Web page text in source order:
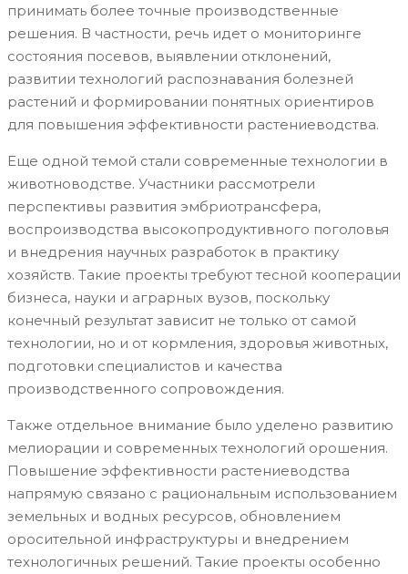
принимать более точные производственные
решения. В частности, речь идет о мониторинге
состояния посевов, выявлении отклонений,
развитии технологий распознавания болезней
растений и формировании понятных ориентиров
для повышения эффективности растениеводства.
Еще одной темой стали современные технологии в
животноводстве. Участники рассмотрели
перспективы развития эмбриотрансфера,
воспроизводства высокопродуктивного поголовья
и внедрения научных разработок в практику
хозяйств. Такие проекты требуют тесной кооперации
бизнеса, науки и аграрных вузов, поскольку
конечный результат зависит не только от самой
технологии, но и от кормления, здоровья животных,
подготовки специалистов и качества
производственного сопровождения.
Также отдельное внимание было уделено развитию
мелиорации и современных технологий орошения.
Повышение эффективности растениеводства
напрямую связано с рациональным использованием
земельных и водных ресурсов, обновлением
оросительной инфраструктуры и внедрением
технологичных решений. Такие проекты особенно